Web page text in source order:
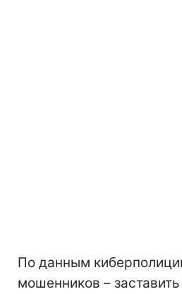
По данным
мошенников –